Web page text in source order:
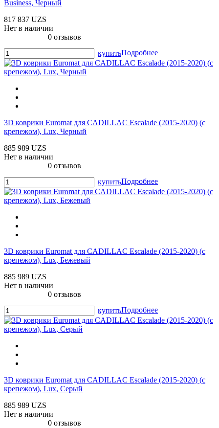
Business, Черный
817 837 UZS
Нет в наличии
0 отзывов
купитьПодробнее
3D коврики Euromat для CADILLAC Escalade (2015-2020) (c
крепежом), Lux, Черный
885 989 UZS
Нет в наличии
0 отзывов
купитьПодробнее
3D коврики Euromat для CADILLAC Escalade (2015-2020) (c
крепежом), Lux, Бежевый
885 989 UZS
Нет в наличии
0 отзывов
купитьПодробнее
3D коврики Euromat для CADILLAC Escalade (2015-2020) (c
крепежом), Lux, Серый
885 989 UZS
Нет в наличии
0 отзывов